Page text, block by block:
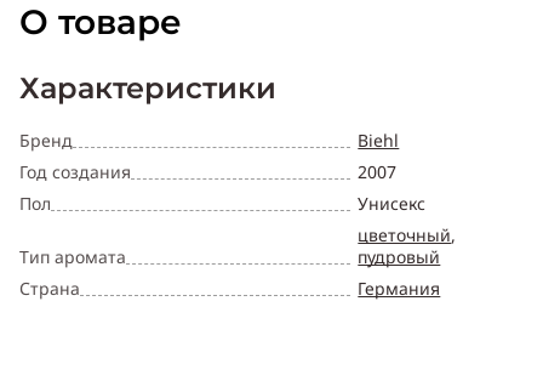
О товаре
Характеристики
Бренд
Год создания
Пол
Тип аромата
Страна
Biehl
2007
Унисекс
цветочный,
пудровый
Германия